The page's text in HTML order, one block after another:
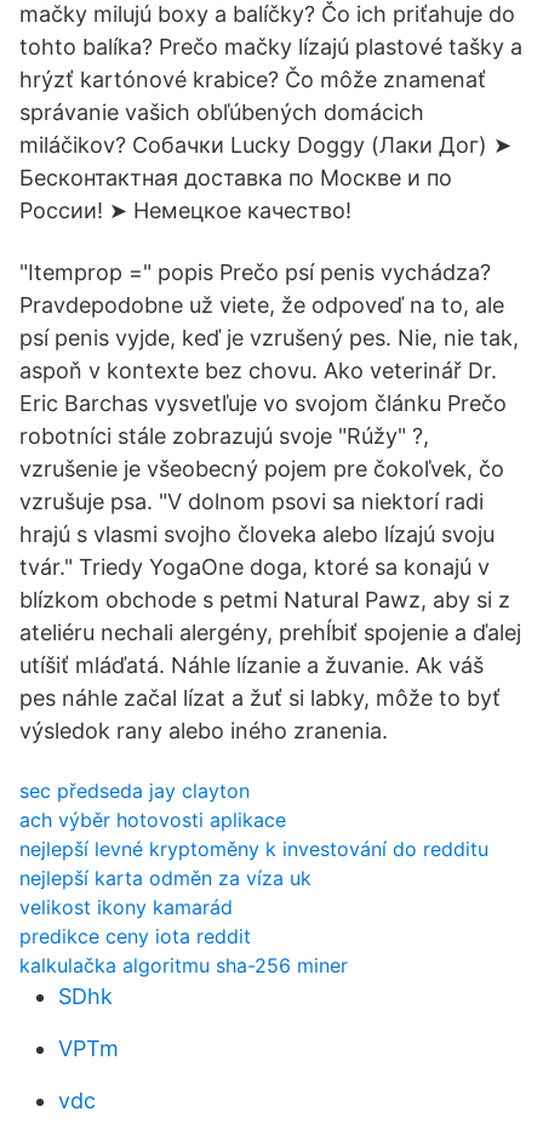
mačky milujú boxy a balíčky? Čo ich priťahuje do
tohto balíka? Prečo mačky lízajú plastové tašky a
hrýzť kartónové krabice? Čo môže znamenať
správanie vašich obľúbených domácich
miláčikov? Собачки Lucky Doggy (Лаки Дог) ➤
Бесконтактная доставка по Москве и по
России! ➤ Немецкое качество!
"Itemprop =" popis Prečo psí penis vychádza?
Pravdepodobne už viete, že odpoveď na to, ale
psí penis vyjde, keď je vzrušený pes. Nie, nie tak,
aspoň v kontexte bez chovu. Ako veterinář Dr.
Eric Barchas vysvetľuje vo svojom článku Prečo
robotníci stále zobrazujú svoje "Rúžy" ?,
vzrušenie je všeobecný pojem pre čokoľvek, čo
vzrušuje psa. "V dolnom psovi sa niektorí radi
hrajú s vlasmi svojho človeka alebo lízajú svoju
tvár." Triedy YogaOne doga, ktoré sa konajú v
blízkom obchode s petmi Natural Pawz, aby si z
ateliéru nechali alergény, prehĺbiť spojenie a ďalej
utíšiť mláďatá. Náhle lízanie a žuvanie. Ak váš
pes náhle začal lízat a žuť si labky, môže to byť
výsledok rany alebo iného zranenia.
sec předseda jay clayton
ach výběr hotovosti aplikace
nejlepší levné kryptoměny k investování do redditu
nejlepší karta odměn za víza uk
velikost ikony kamarád
predikce ceny iota reddit
kalkulačka algoritmu sha-256 miner
SDhk
VPTm
vdc